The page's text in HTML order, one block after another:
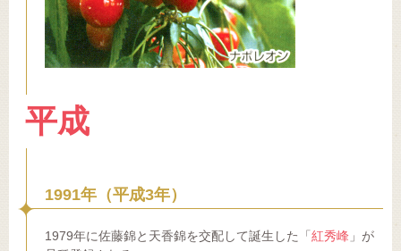
平成
1991年（平成3年）
1979年に佐藤錦と天香錦を交配して誕生した「 紅秀峰 」が